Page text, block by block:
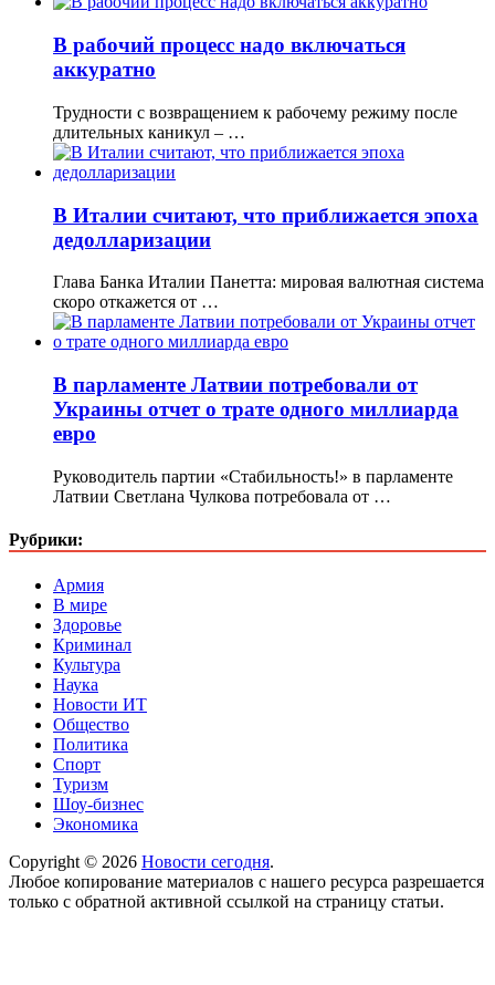
В рабочий процесс надо включаться
аккуратно
Трудности с возвращением к рабочему режиму после
длительных каникул – …
В Италии считают, что приближается эпоха
дедолларизации
Глава Банка Италии Панетта: мировая валютная система
скоро откажется от …
В парламенте Латвии потребовали от
Украины отчет о трате одного миллиарда
евро
Руководитель партии «Стабильность!» в парламенте
Латвии Светлана Чулкова потребовала от …
Рубрики:
Армия
В мире
Здоровье
Криминал
Культура
Наука
Новости ИТ
Общество
Политика
Спорт
Туризм
Шоу-бизнес
Экономика
Copyright © 2026 Новости сегодня.
Любое копирование материалов с нашего ресурса разрешается
только с обратной активной ссылкой на страницу статьи.